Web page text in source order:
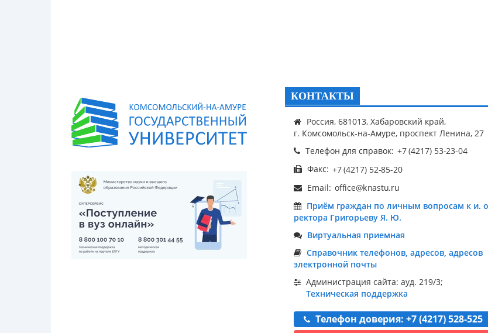
КОНТАКТЫ
Россия, 681013, Хабаровский край,
г. Комсомольск-на-Амуре, проспект Ленина, 27
Телефон для справок:
Факс:
Email:
Приём граждан по личным вопросам к и.
ректора Григорьеву Я. Ю.
Виртуальная приемная
Справочник телефонов, адресов, адресов
электронной почты
Администрация сайта: ауд. 219/3;
Техническая поддержка
Телефон доверия: +7 (4217) 528-525